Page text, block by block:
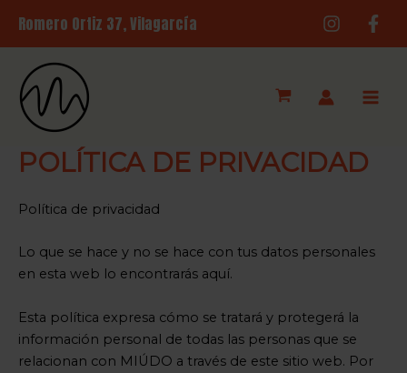
Romero Ortiz 37, Vilagarcía
POLÍTICA DE PRIVACIDAD
Política de privacidad
Lo que se hace y no se hace con tus datos personales
en esta web lo encontrarás aquí.
Esta política expresa cómo se tratará y protegerá la
información personal de todas las personas que se
relacionan con MIÚDO a través de este sitio web. Por